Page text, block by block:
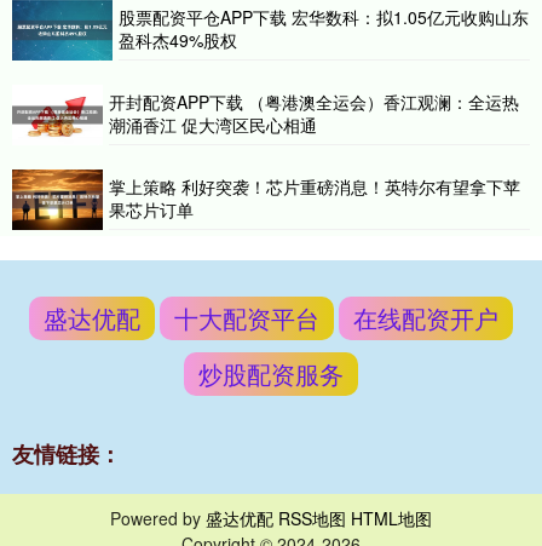
股票配资平仓APP下载 宏华数科：拟1.05亿元收购山东
盈科杰49%股权
开封配资APP下载 （粤港澳全运会）香江观澜：全运热
潮涌香江 促大湾区民心相通
掌上策略 利好突袭！芯片重磅消息！英特尔有望拿下苹
果芯片订单
盛达优配 十大配资平台
在线配资开户
炒股配资服务
友情链接：
Powered by 盛达优配 RSS地图 HTML地图